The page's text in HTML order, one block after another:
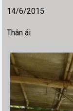
14/6/2015
Thân ái